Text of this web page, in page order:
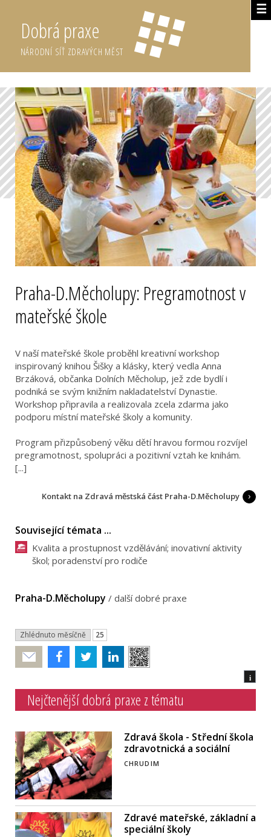
☰
Dobrá praxe
NÁRODNÍ SÍŤ ZDRAVÝCH MĚST
Praha-D.Měcholupy: Pregramotnost v
mateřské škole
V naší mateřské škole proběhl kreativní workshop
inspirovaný knihou Šišky a klásky, který vedla Anna
Brzáková, občanka Dolních Měcholup, jež zde bydlí i
podniká se svým knižním nakladatelství Dynastie.
Workshop připravila a realizovala zcela zdarma jako
podporu místní mateřské školy a komunity.
Program přizpůsobený věku dětí hravou formou rozvíjel
pregramotnost, spolupráci a pozitivní vztah ke knihám.
[...]
Kontakt na Zdravá městská část Praha-D.Měcholupy
Související témata ...
Kvalita a prostupnost vzdělávání; inovativní aktivity
škol; poradenství pro rodiče
Praha-D.Měcholupy / další dobré praxe
Zhlédnuto měsíčně 25
Poslat
i
Nejčtenější dobrá praxe z tématu
Zdravá škola - Střední škola
zdravotnická a sociální
CHRUDIM
Zdravé mateřské, základní a
speciální školy